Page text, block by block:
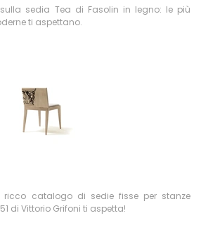
sedia Tea di Fasolin in legno: le più
ti aspettano.
ricco catalogo di sedie fisse per stanze
di Vittorio Grifoni ti aspetta!